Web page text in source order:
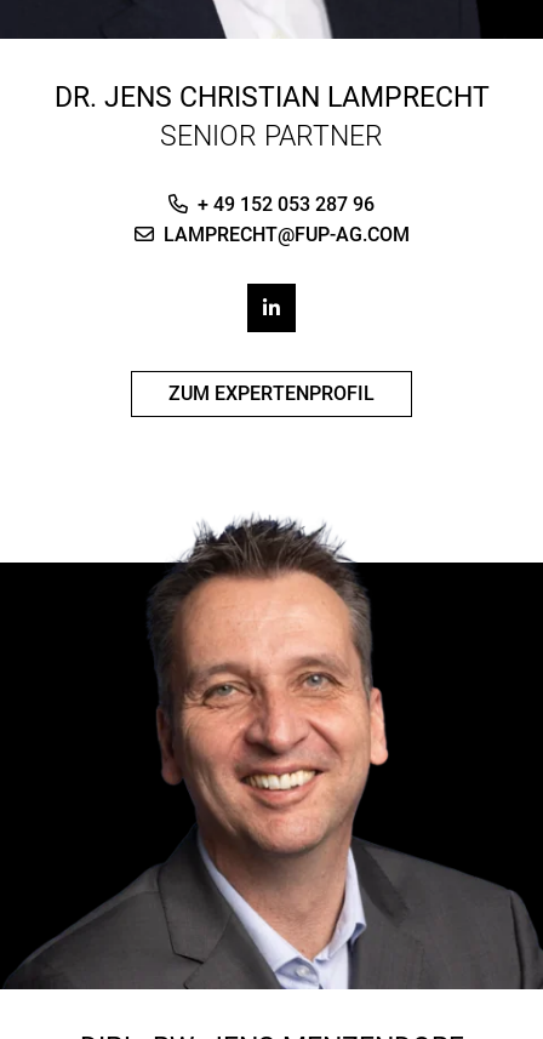
DR. JENS CHRISTIAN LAMPRECHT
SENIOR PARTNER
+ 49 152 053 287 96
LAMPRECHT@FUP-AG.COM
ZUM EXPERTENPROFIL